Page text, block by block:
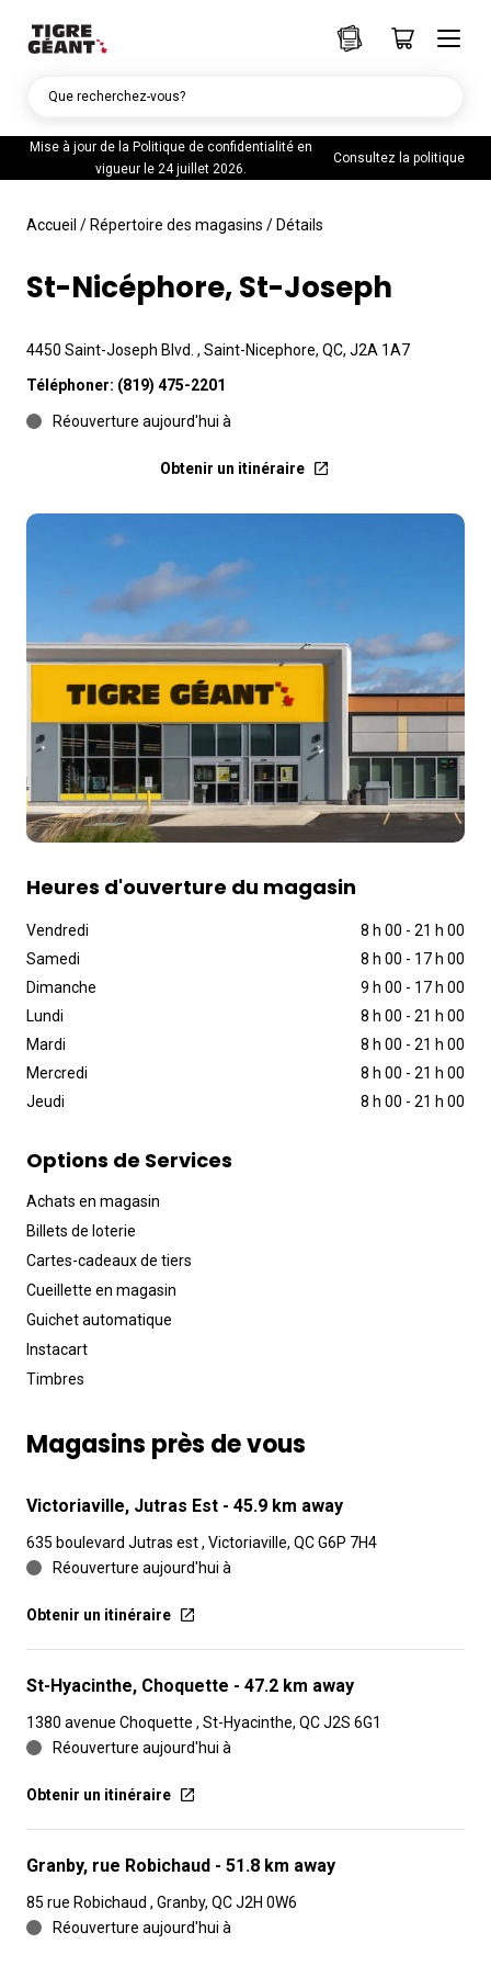
Mise à jour de la Politique de confidentialité en
vigueur le 24 juillet 2026.
Consultez la politique
Que recherchez-vous?
Accueil / Répertoire des magasins / Détails
St-Nicéphore, St-Joseph
4450 Saint-Joseph Blvd. , Saint-Nicephore, QC, J2A 1A7
Téléphoner: (819) 475-2201
Réouverture aujourd'hui à
Obtenir un itinéraire
Heures d'ouverture du magasin
Vendredi 8 h 00 - 21 h 00
Samedi
8 h 00 - 17 h 00
Dimanche
9 h 00 - 17 h 00
Lundi
8 h 00 - 21 h 00
Mardi
8 h 00 - 21 h 00
Mercredi
8 h 00 - 21 h 00
Jeudi
8 h 00 - 21 h 00
Options de Services
Achats en magasin
Billets de loterie
Cartes-cadeaux de tiers
Cueillette en magasin
Guichet automatique
Instacart
Timbres
Magasins près de vous
Victoriaville, Jutras Est - 45.9 km away
635 boulevard Jutras est , Victoriaville, QC G6P 7H4
Réouverture aujourd'hui à
Obtenir un itinéraire
St-Hyacinthe, Choquette - 47.2 km away
1380 avenue Choquette , St-Hyacinthe, QC J2S 6G1
Réouverture aujourd'hui à
Obtenir un itinéraire
Granby, rue Robichaud - 51.8 km away
85 rue Robichaud , Granby, QC J2H 0W6
Réouverture aujourd'hui à